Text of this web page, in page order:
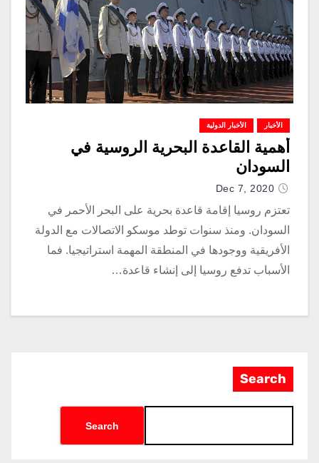
الأخبار الأخبار الدولية
أهمية القاعدة البحرية الروسية في
السودان
Dec 7, 2020
تعتزم روسيا إقامة قاعدة بحرية على البحر الأحمر في
السودان. ومنذ سنوات توطد موسكو الاتصالات مع الدولة
الأفريقية ووجودها في المنطقة المهمة استراتيجيا. فما
الأسباب تدفع روسيا إلى إنشاء قاعدة…
Search
Search